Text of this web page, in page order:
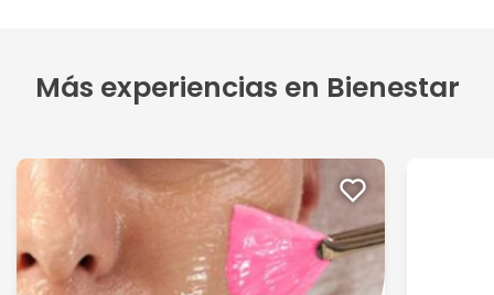
Más experiencias en Bienestar